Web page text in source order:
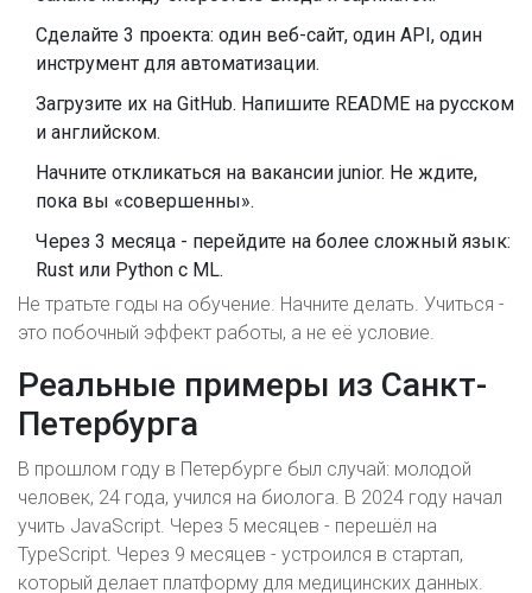
Сделайте 3 проекта: один веб-сайт, один API, один
инструмент для автоматизации.
Загрузите их на GitHub. Напишите README на русском
и английском.
Начните откликаться на вакансии junior. Не ждите,
пока вы «совершенны».
Через 3 месяца - перейдите на более сложный язык:
Rust или Python с ML.
Не тратьте годы на обучение. Начните делать. Учиться -
это побочный эффект работы, а не её условие.
Реальные примеры из Санкт-
Петербурга
В прошлом году в Петербурге был случай: молодой
человек, 24 года, учился на биолога. В 2024 году начал
учить JavaScript. Через 5 месяцев - перешёл на
TypeScript. Через 9 месяцев - устроился в стартап,
который делает платформу для медицинских данных.